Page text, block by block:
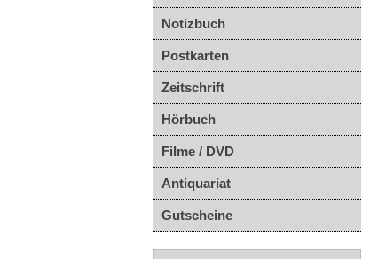
Notizbuch
Postkarten
Zeitschrift
Hörbuch
Filme / DVD
Antiquariat
Gutscheine